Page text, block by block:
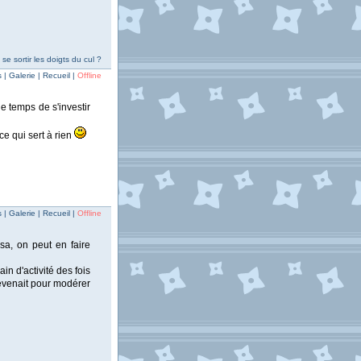
sortir les doigts du cul ?
| Galerie | Recueil | Offline
temps de s'investir
qui sert à rien
| Galerie | Recueil | Offline
on peut en faire
d'activité des fois
pour modérer